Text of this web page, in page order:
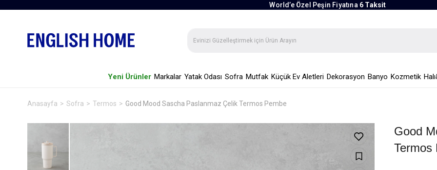
World’e Özel Peşin Fiyatına 6 Taksit
Yeni Ürünler Markalar Yatak Odası Sofra Mutfak Küçük Ev Aletleri Dekorasyon Banyo Kozmetik
Anasayfa Sofra Termos Good Mood Sascha Paslanmaz Çelik Termos Pembe
Good
Termos